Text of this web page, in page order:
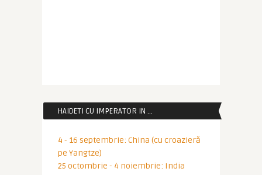
HAIDETI CU IMPERATOR IN …
4 - 16 septembrie: China (cu croazieră
pe Yangtze)
25 octombrie - 4 noiembrie: India